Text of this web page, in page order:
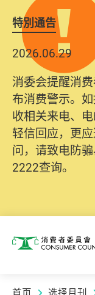
特別通告
2026.06.29
消委会提醒消
布消费警示。
收相关来电、
轻信回应，更
问，请致电防
2222查询。
消费者委员会